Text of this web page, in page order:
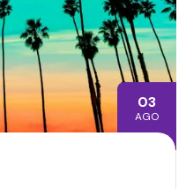
03
AGO